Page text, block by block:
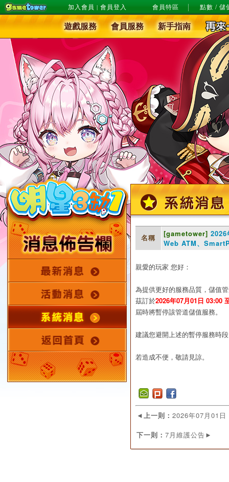
加入會員 | 會員登入 會員特區 點數 / 儲
遊戲服務 會員服務 新手指南
名稱 [gametower] 2026
Web ATM、
親愛的玩家 您好：
為提供更好的服務品質，儲值
茲訂於2026年07月01日 03:00
屆時將暫停該管道儲值服務。
建議您避開上述的暫停服務時
若造成不便，敬請見諒。
◄上一則： 2026年07月01
下一則： 7月維護公告►